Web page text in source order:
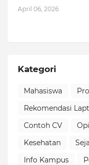
April 06, 2026
Kategori
Mahasiswa
Rekomendasi
Contoh CV
Kesehatan
Info Kampus